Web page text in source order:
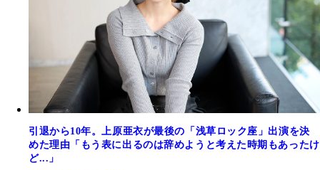
引退から10年。上原亜衣が最後の「浅草ロック座」出演を決
めた理由「もう表に出るのは辞めようと考えた時期もあったけ
ど...」